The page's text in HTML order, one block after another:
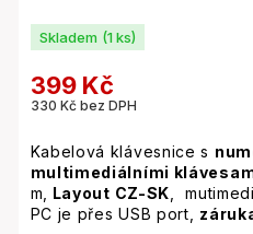
Skladem (1 ks)
330 Kč bez DPH
399 Kč
Kabelová klávesnice s
multimediálními
m,
Layout CZ-SK ,
PC je přes USB port,